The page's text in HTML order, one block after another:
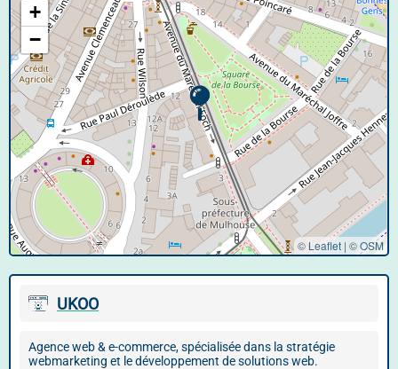
+
−
© Leaflet | ©OSM
UKOO
Agence web & e-commerce, spécialisée dans la stratégie
webmarketing et le développement de solutions web.